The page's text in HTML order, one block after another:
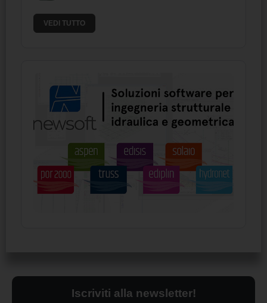
VEDI TUTTO
Iscriviti alla newsletter!